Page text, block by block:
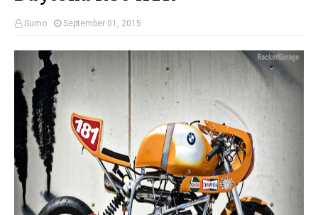
Sumo September 01, 2015